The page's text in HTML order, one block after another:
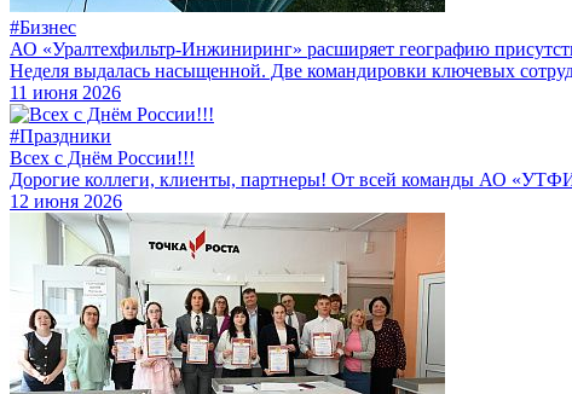
#Бизнес
АО «Уралтехфильтр-Инжиниринг» расширяет географию
Неделя выдалась насыщенной. Две командировки ключевых
11 июня 2026
#Праздники
Всех с Днём России!!!
Дорогие коллеги, клиенты, партнеры! От всей команды АО
12 июня 2026